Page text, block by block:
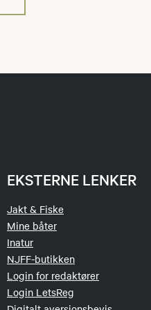
EKSTERNE LENKER
Jakt & Fiske
Mine båter
Inatur
NJFF-butikken
Login for redaktører
Login LetsReg